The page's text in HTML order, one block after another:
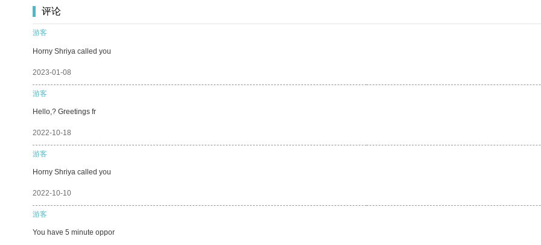
评论
游客
Horny Shriya called you
2023-01-08
游客
Hello,? Greetings fr
2022-10-18
游客
Horny Shriya called you
2022-10-10
游客
You have 5 minute oppor